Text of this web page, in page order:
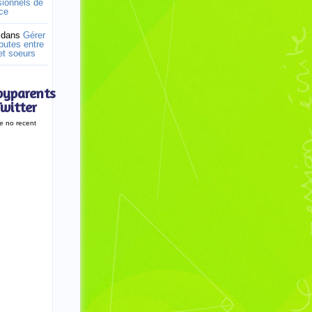
de
Gérer
entre
soeurs
no recent